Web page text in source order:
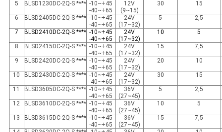
5 BLSD1230DC-2Q-S **** -10~+45
-40~+65
12V
(9~15)
30 15
6 BLSD2405DC-2Q-S **** -10~+45
-40~+65
24V
(17~32)
5 2,5
7 BLSD2410DC-2Q-S **** -10~+45
-40~+65
24V
(17~32)
10 5
8 BLSD2415DC-2Q-S **** -10~+45
-40~+65
24V
(17~32)
15 7,5
9 BLSD2420DC-2Q-S **** -10~+45
-40~+65
24V
(17~32)
20 10
10 BLSD2430DC-2Q-S **** -10~+45
-40~+65
24V
(17~32)
30 15
11 BLSD3605DC-2Q-S **** -10~+45
-40~+65
36V
(27~45)
5 2,5
12 BLSD3610DC-2Q-S **** -10~+45
-40~+65
36V
(27~45)
10 5
13 BLSD3615DC-2Q-S **** -10~+45
-40~+65
36V
(27~45)
15 7,5